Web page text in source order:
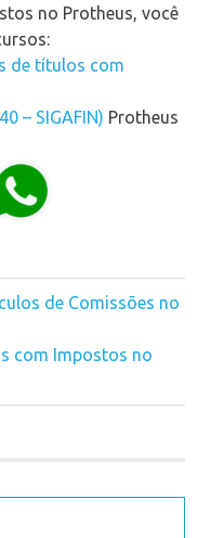
no Protheus, você
de títulos com
– SIGAFIN) Protheus
de Comissões no
com Impostos no